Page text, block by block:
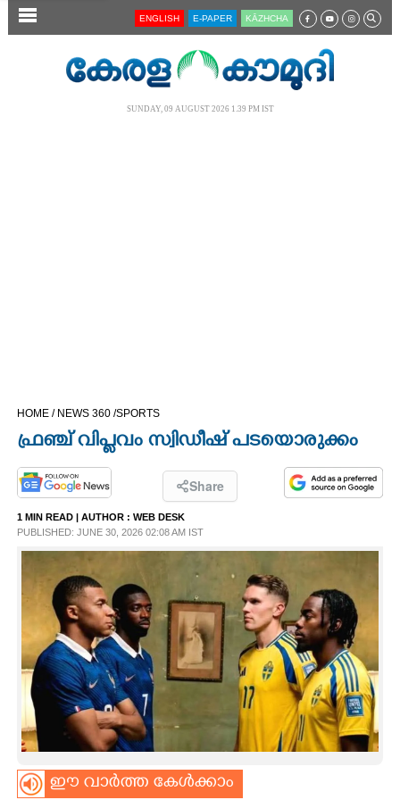
SECTIONS
CINEMA
OPINION
PHOTOS
LIFESTYLE
SPIRITUAL
INFO+
ART
ASTRO
ENGLISH E-PAPER KĀZHCHA
SUNDAY, 09 AUGUST 2026 1.39 PM IST
HOME / NEWS 360 /SPORTS
ഫ്രഞ്ച് വിപ്ലവം സ്വിഡീഷ് പടയൊരുക്കം
Share
1 MIN READ | AUTHOR : WEB DESK
PUBLISHED: JUNE 30, 2026 02:08 AM IST
ഈ വാർത്ത കേൾക്കാം